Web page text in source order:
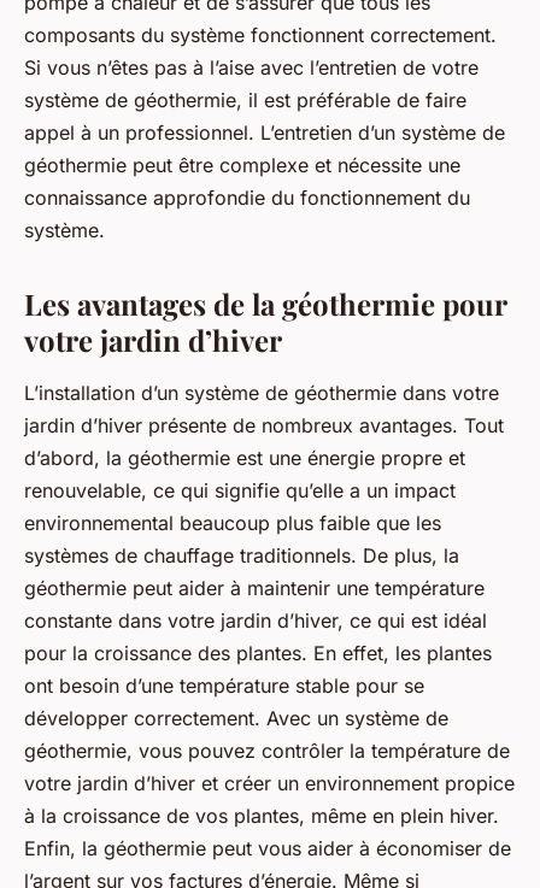
composants du système fonctionnent correctement.
Si vous n’êtes pas à l’aise avec l’entretien de votre
système de géothermie, il est préférable de faire
appel à un professionnel. L’entretien d’un système de
géothermie peut être complexe et nécessite une
connaissance approfondie du fonctionnement du
système.
Les avantages de la géothermie pour
votre jardin d’hiver
L’installation d’un système de géothermie dans votre
jardin d’hiver présente de nombreux avantages. Tout
d’abord, la géothermie est une énergie propre et
renouvelable, ce qui signifie qu’elle a un impact
environnemental beaucoup plus faible que les
systèmes de chauffage traditionnels. De plus, la
géothermie peut aider à maintenir une température
constante dans votre jardin d’hiver, ce qui est idéal
pour la croissance des plantes. En effet, les plantes
ont besoin d’une température stable pour se
développer correctement. Avec un système de
géothermie, vous pouvez contrôler la température de
votre jardin d’hiver et créer un environnement propice
à la croissance de vos plantes, même en plein hiver.
Enfin, la géothermie peut vous aider à économiser de
l’argent sur vos factures d’énergie. Même si